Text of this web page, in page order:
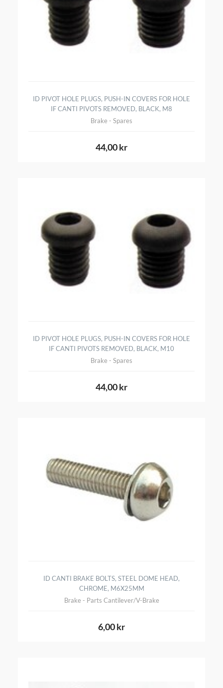
ID PIVOT HOLE PLUGS, PUSH-IN COVERS FOR HOLE
IF CANTI PIVOTS REMOVED, BLACK, M8
Brake - Spares
44,00 kr
ID PIVOT HOLE PLUGS, PUSH-IN COVERS FOR HOLE
IF CANTI PIVOTS REMOVED, BLACK, M10
Brake - Spares
44,00 kr
ID CANTI BRAKE BOLTS, STEEL DOME HEAD,
CHROME, M6X25MM
Brake - Parts Cantilever/V-Brake
6,00 kr